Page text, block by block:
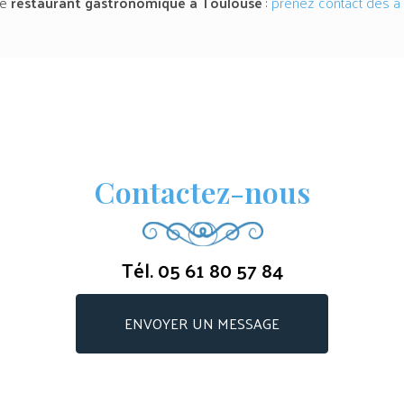
Contactez-nous
Tél.05 61 80 57 84
ENVOYER UN MESSAGE